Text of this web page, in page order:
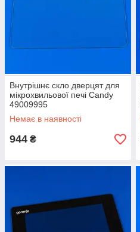
Внутрішнє скло дверцят для
мікрохвильової печі Candy
49009995
Немає в наявності
944 ₴